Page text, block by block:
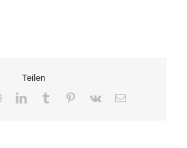
Teilen
RedditLinkedInTumblr Pinterest
Vk
E-